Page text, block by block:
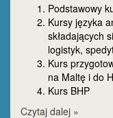
Podstawowy
Kursy języka
składających
logistyk,
Kurs
na Maltę i do
Kurs BHP
Czytaj dalej »